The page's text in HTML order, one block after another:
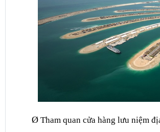
Ø Tham quan cửa hàng lưu niệm